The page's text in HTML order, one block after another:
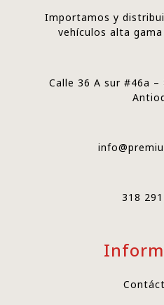
Importamos y
vehículos alta
Calle 36 A sur #46a –
318